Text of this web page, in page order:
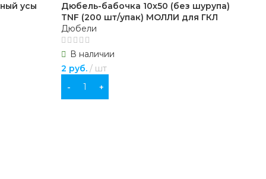
усы
Дюбель-бабочка 10х50 (без шурупа)
TNF (200 шт/упак) МОЛЛИ для ГКЛ
Дюбели
В наличии
2 руб. шт
В КОРЗИНУ